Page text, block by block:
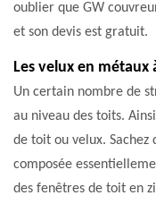
oublier que GW
et son devis est gratuit.
Les velux en
Un certain nombre de
au niveau des toits.
de toit ou velux.
composée
des fenêtres de toit en